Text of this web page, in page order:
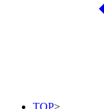
TOP>